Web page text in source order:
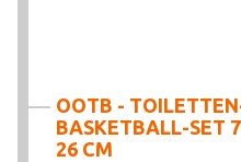
OOTB -
BASKETBALL-SET
26 CM